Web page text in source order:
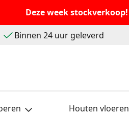
Deze week stockverkoop!
Binnen 24 uur geleverd
Houten vloeren